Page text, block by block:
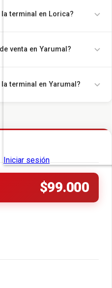
terminal en Lorica?
venta en Yarumal?
terminal en Yarumal?
$99.000